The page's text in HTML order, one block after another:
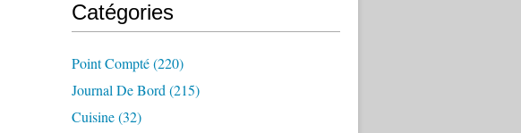
Catégories
Point Compté(220)
Journal De Bord (215)
Cuisine(32)